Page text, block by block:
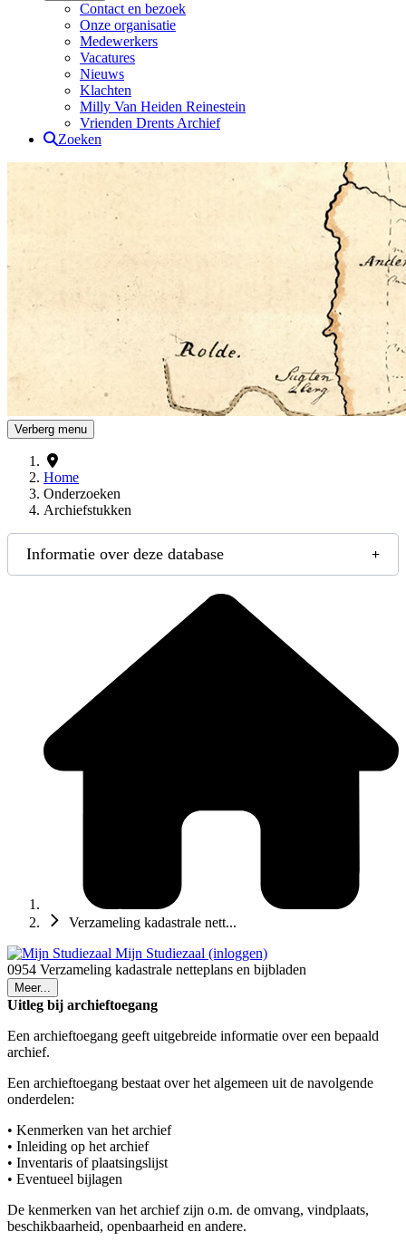
Contact en bezoek
Onze organisatie
Medewerkers
Vacatures
Nieuws
Klachten
Milly Van Heiden Reinestein
Vrienden Drents Archief
Zoeken
Drents Archief
Verberg menu
Home
Onderzoeken
Archiefstukken
Informatie over deze database
Verzameling kadastrale nett...
Mijn Studiezaal (inloggen)
0954 Verzameling kadastrale netteplans en bijbladen
Meer...
Uitleg bij archieftoegang
Een archieftoegang geeft uitgebreide informatie over een bepaald
archief.
Een archieftoegang bestaat over het algemeen uit de navolgende
onderdelen:
• Kenmerken van het archief
• Inleiding op het archief
• Inventaris of plaatsingslijst
• Eventueel bijlagen
De kenmerken van het archief zijn o.m. de omvang, vindplaats,
beschikbaarheid, openbaarheid en andere.